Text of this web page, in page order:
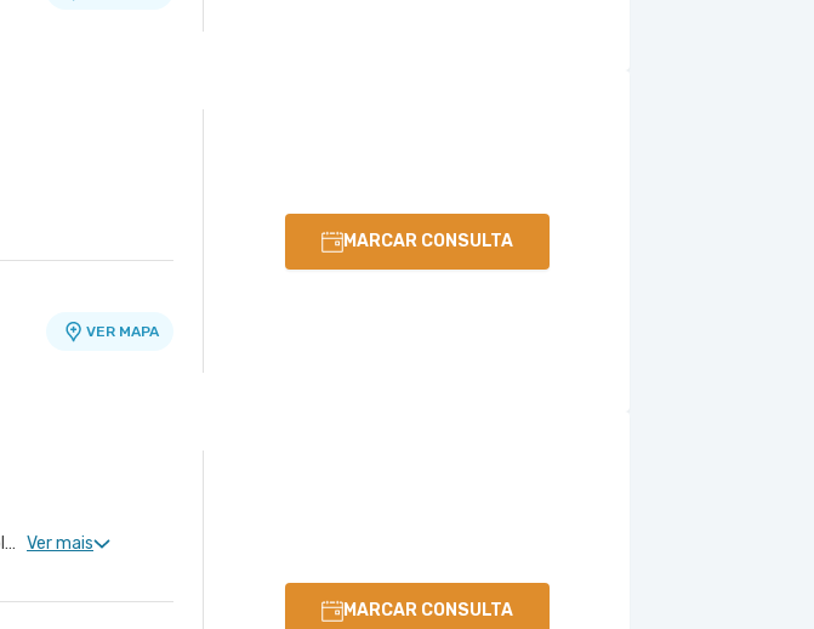
MARCAR CONSULTA
VER MAPA
Urologia Clinica, Disfunções Miccionais, Andrologia, Uroginecologia, Infertilidade Masculina, Urologia Oncológica, Cirurgia Robótica Urológica, Urologia Pediátrica, Cirurgia Urológica Ver mais
MARCAR CONSULTA